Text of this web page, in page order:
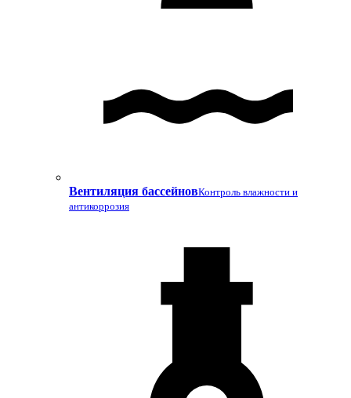
Вентиляция бассейновКонтроль влажности и
антикоррозия